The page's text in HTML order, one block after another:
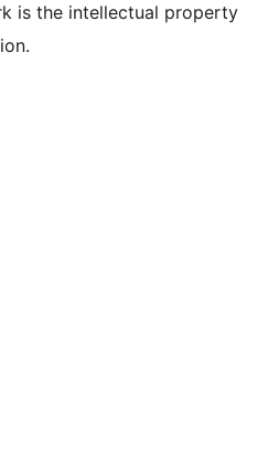
is the intellectual property